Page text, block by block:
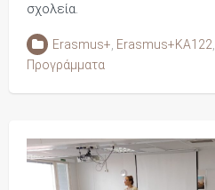
σχολεία.
Erasmus+, Erasmus+KA122,
Προγράμματα